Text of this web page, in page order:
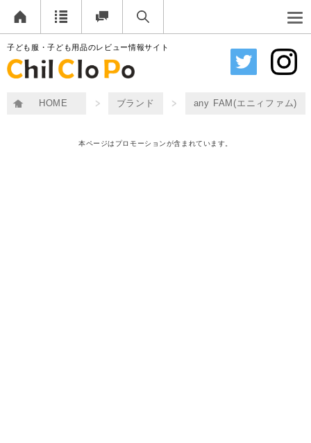
子ども服・子ども用品のレビュー情報サイト
HOME ブランド any FAM(エニィファム)
本ページはプロモーションが含まれています。